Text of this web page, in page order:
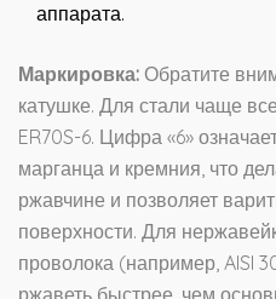
аппарата.
Маркировка: Обратите
катушке. Для стали чаще
ER70S-6. Цифра «6»
марганца и кремния, что
ржавчине и позволяет
поверхности. Для
проволока (например, AISI